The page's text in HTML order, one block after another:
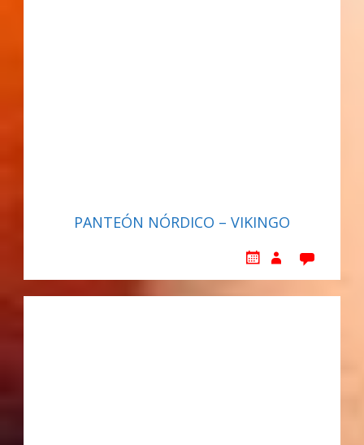
PANTEÓN NÓRDICO – VIKINGO